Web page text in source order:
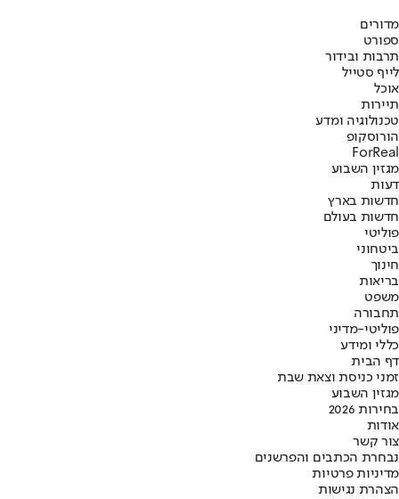
מדורים
ספורט
תרבות ובידור
לייף סטייל
אוכל
תיירות
טכנולוגיה ומדע
הורוסקופ
ForReal
מגזין השבוע
דעות
חדשות בארץ
חדשות בעולם
פוליטי
ביטחוני
חינוך
בריאות
משפט
תחבורה
פוליטי-מדיני
כללי ומידע
דף הבית
זמני כניסת וצאת שבת
מגזין השבוע
בחירות 2026
אודות
צור קשר
נבחרת הכתבים והפרשנים
מדיניות פרטיות
הצהרת נגישות